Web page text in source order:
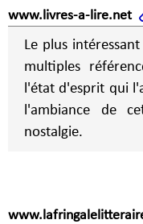
www.livres-a-lire.net
Le plus
multiples
l'état d'esprit qui
l'ambiance de
nostalgie.